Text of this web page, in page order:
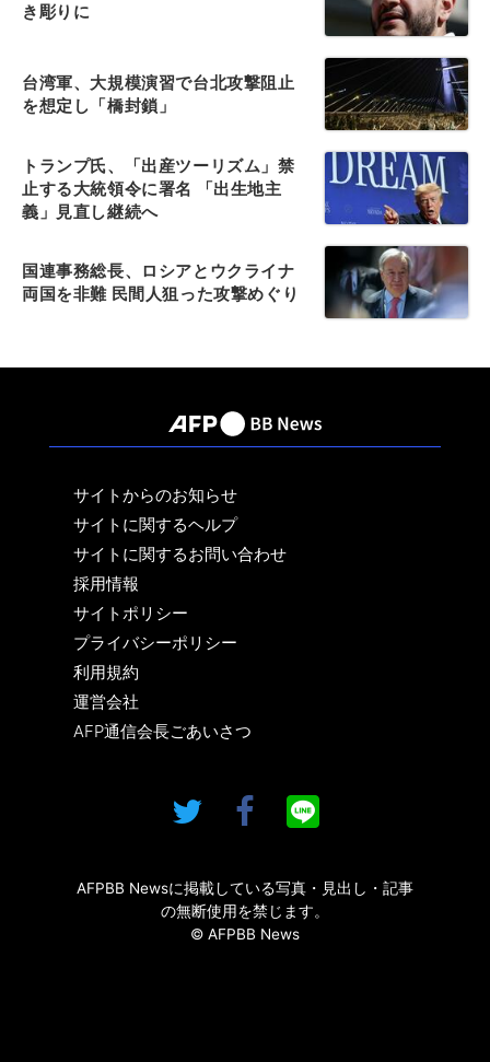
き彫りに
台湾軍、大規模演習で台北攻撃阻止
を想定し「橋封鎖」
トランプ氏、「出産ツーリズム」禁
止する大統領令に署名 「出生地主
義」見直し継続へ
国連事務総長、ロシアとウクライナ
両国を非難 民間人狙った攻撃めぐり
サイトからのお知らせ
サイトに関するヘルプ
サイトに関するお問い合わせ
採用情報
サイトポリシー
プライバシーポリシー
利用規約
運営会社
AFP通信会長ごあいさつ
AFPBB Newsに掲載している写真・見出し・記事
の無断使用を禁じます。
© AFPBB News